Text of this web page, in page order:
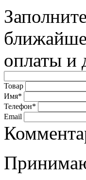
оплаты и
Товар
Имя*
Телефон*
Email